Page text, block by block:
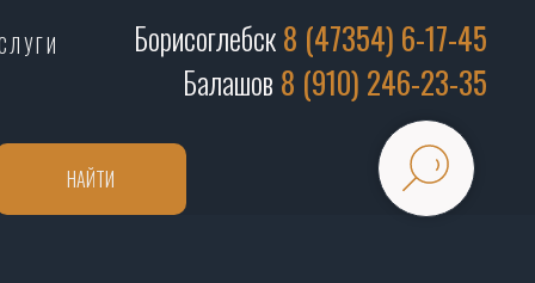
Борисоглебск8 (47354) 6-17-45
Балашов 8 (910) 246-23-35
НАЙТИ